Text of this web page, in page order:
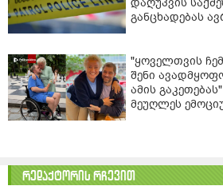
განცხადებას
"ყოველთვის
შენი
ამის
მეუღლეს
რედაქტორის რჩევით